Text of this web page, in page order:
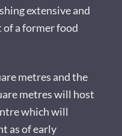
extensive and
a former food
metres and the
metres will host
which will
as of early